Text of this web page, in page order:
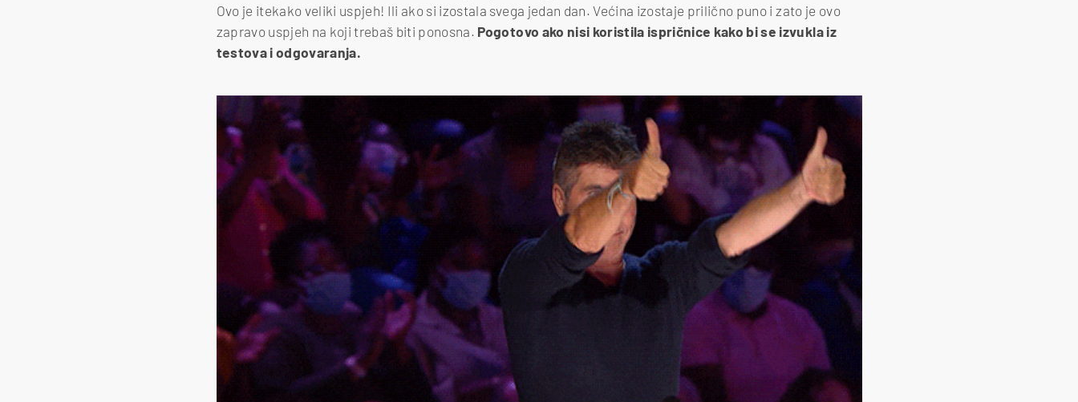
Ovo je itekako veliki uspjeh! Ili ako si izostala svega jedan dan. Većina izostaje prilično puno i zato je ovo
zapravo uspjeh na koji trebaš biti ponosna. Pogotovo ako nisi koristila ispričnice kako bi se izvukla iz
testova i odgovaranja.